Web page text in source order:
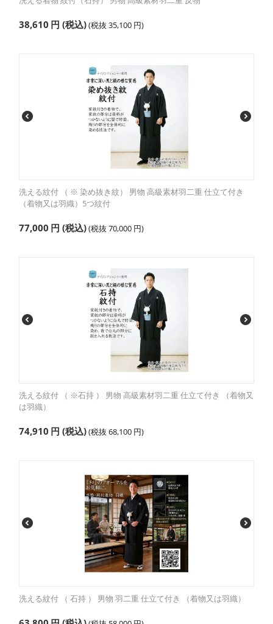
38,610 円 (税込)(税抜 35,100 円)
洗える紋付 （ ※ 染め抜き紋） 男物 高級素材羽二重 仕立て付き
（着物又は羽織）5つ紋付
77,000 円 (税込)(税抜 70,000 円)
洗える紋付 （ ※石持 ） 男物 高級素材羽二重 仕立て付き （着物又
は羽織）
74,910 円 (税込)(税抜 68,100 円)
洗える紋付 （ 石持 ） 男物 羽二重 仕立て付き （着物又は羽織）